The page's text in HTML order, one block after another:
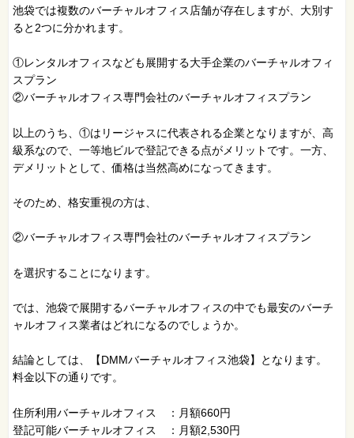
池袋では複数のバーチャルオフィス店舗が存在しますが、大別す
ると2つに分かれます。
①レンタルオフィスなども展開する大手企業のバーチャルオフィ
スプラン
②バーチャルオフィス専門会社のバーチャルオフィスプラン
以上のうち、①はリージャスに代表される企業となりますが、高
級系なので、一等地ビルで登記できる点がメリットです。一方、
デメリットとして、価格は当然高めになってきます。
そのため、格安重視の方は、
②バーチャルオフィス専門会社のバーチャルオフィスプラン
を選択することになります。
では、池袋で展開するバーチャルオフィスの中でも最安のバーチ
ャルオフィス業者はどれになるのでしょうか。
結論としては、【DMMバーチャルオフィス池袋】となります。
料金以下の通りです。
住所利用バーチャルオフィス ：月額660円
登記可能バーチャルオフィス ：月額2,530円